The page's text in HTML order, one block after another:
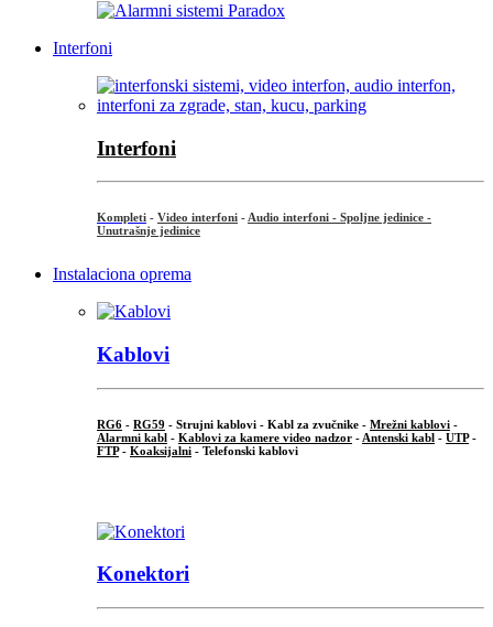
Interfoni
Interfoni
Kompleti - Video interfoni - Audio interfoni - Spoljne jedinice -
Unutrašnje jedinice
Instalaciona oprema
Kablovi
RG6 - RG59 - Strujni kablovi - Kabl za zvučnike - Mrežni kablovi -
Alarmni kabl - Kablovi za kamere video nadzor - Antenski kabl - UTP-
FTP- Koaksijalni - Telefonski kablovi
Konektori